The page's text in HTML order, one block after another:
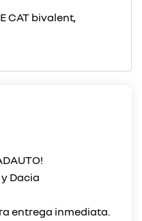
CAT bivalent,
Dacia
entrega inmediata.